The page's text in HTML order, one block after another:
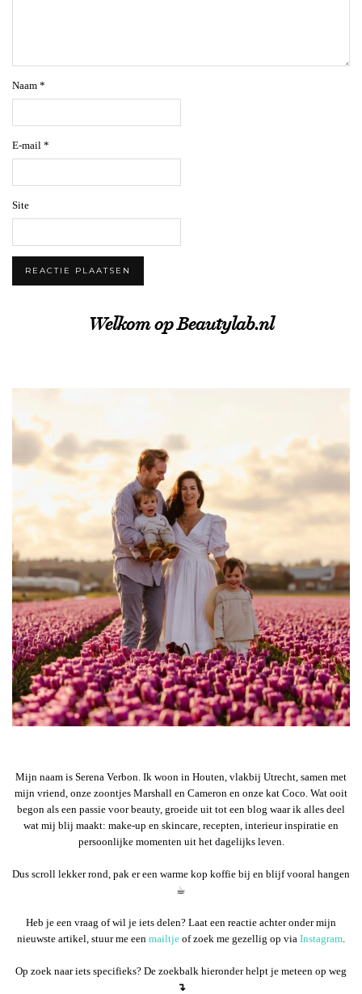
Naam *
E-mail *
Site
Welkom op Beautylab.nl
Mijn naam is Serena Verbon. Ik woon in Houten, vlakbij Utrecht, samen met
mijn vriend, onze zoontjes Marshall en Cameron en onze kat Coco. Wat ooit
begon als een passie voor beauty, groeide uit tot een blog waar ik alles deel
wat mij blij maakt: make-up en skincare, recepten, interieur inspiratie en
persoonlijke momenten uit het dagelijks leven.
Dus scroll lekker rond, pak er een warme kop koffie bij en blijf vooral hangen
☕︎
Heb je een vraag of wil je iets delen? Laat een reactie achter onder mijn
nieuwste artikel, stuur me een mailtje of zoek me gezellig op via Instagram.
Op zoek naar iets specifieks? De zoekbalk hieronder helpt je meteen op weg
↴